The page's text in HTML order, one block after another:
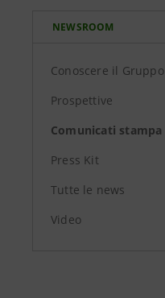
NEWSROOM
Conoscere il Gruppo
Prospettive
Comunicati stampa
Press Kit
Tutte le news
Video